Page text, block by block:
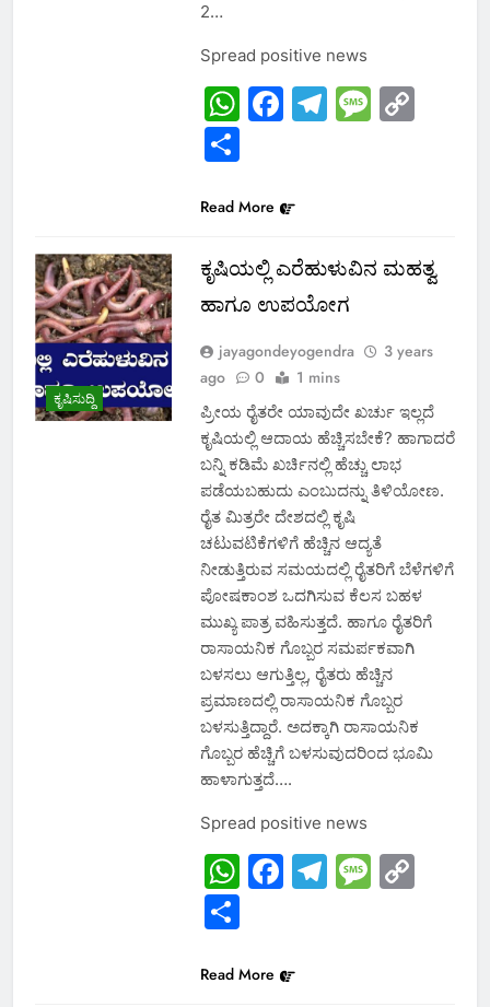
2…
Spread positive news
WhatsApp
Facebook
Telegram
Share
Read More
ಕೃಷಿಸುದ್ದಿ
ಕೃಷಿಯಲ್ಲಿ ಎರೆಹುಳುವಿನ ಮಹತ್ವ
ಹಾಗೂ ಉಪಯೋಗ
jayagondeyogendra
3 years
ago
0 1 mins
ಪ್ರೀಯ ರೈತರೇ ಯಾವುದೇ ಖರ್ಚು ಇಲ್ಲದೆ
ಕೃಷಿಯಲ್ಲಿ ಆದಾಯ ಹೆಚ್ಚಿಸಬೇಕೆ? ಹಾಗಾದರೆ
ಬನ್ನಿ ಕಡಿಮೆ ಖರ್ಚಿನಲ್ಲಿ ಹೆಚ್ಚು ಲಾಭ
ಪಡೆಯಬಹುದು ಎಂಬುದನ್ನು ತಿಳಿಯೋಣ.
ರೈತ ಮಿತ್ರರೇ ದೇಶದಲ್ಲಿ ಕೃಷಿ
ಚಟುವಟಿಕೆಗಳಿಗೆ ಹೆಚ್ಚಿನ ಆದ್ಯತೆ
ನೀಡುತ್ತಿರುವ ಸಮಯದಲ್ಲಿ ರೈತರಿಗೆ ಬೆಳೆಗಳಿಗೆ
ಪೋಷಕಾಂಶ ಒದಗಿಸುವ ಕೆಲಸ ಬಹಳ
ಮುಖ್ಯ ಪಾತ್ರ ವಹಿಸುತ್ತದೆ. ಹಾಗೂ ರೈತರಿಗೆ
ರಾಸಾಯನಿಕ ಗೊಬ್ಬರ ಸಮರ್ಪಕವಾಗಿ
ಬಳಸಲು ಆಗುತ್ತಿಲ್ಲ, ರೈತರು ಹೆಚ್ಚಿನ
ಪ್ರಮಾಣದಲ್ಲಿ ರಾಸಾಯನಿಕ ಗೊಬ್ಬರ
ಬಳಸುತ್ತಿದ್ದಾರೆ. ಅದಕ್ಕಾಗಿ ರಾಸಾಯನಿಕ
ಗೊಬ್ಬರ ಹೆಚ್ಚಿಗೆ ಬಳಸುವುದರಿಂದ ಭೂಮಿ
ಹಾಳಾಗುತ್ತದೆ….
Spread positive news
WhatsApp
Facebook
Telegram
Share
Read More